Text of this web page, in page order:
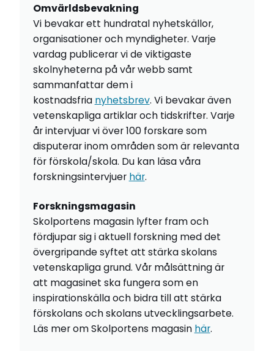
Omvärldsbevakning
Vi bevakar ett hundratal nyhetskällor,
organisationer och myndigheter. Varje
vardag publicerar vi de viktigaste
skolnyheterna på vår webb samt
sammanfattar dem i
kostnadsfria nyhetsbrev. Vi bevakar även
vetenskapliga artiklar och tidskrifter. Varje
år intervjuar vi över 100 forskare som
disputerar inom områden som är relevanta
för förskola/skola. Du kan läsa våra
forskningsintervjuer här.
Forskningsmagasin
Skolportens magasin lyfter fram och
fördjupar sig i aktuell forskning med det
övergripande syftet att stärka skolans
vetenskapliga grund. Vår målsättning är
att magasinet ska fungera som en
inspirationskälla och bidra till att stärka
förskolans och skolans utvecklingsarbete.
Läs mer om Skolportens magasin här.